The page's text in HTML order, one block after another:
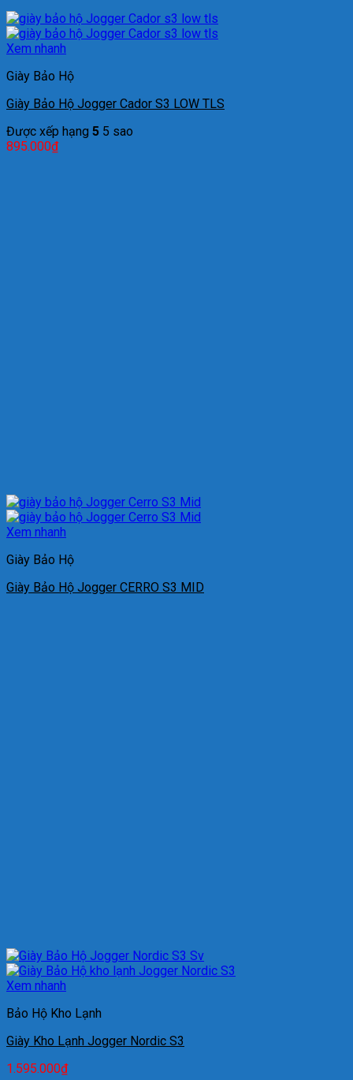
Xem nhanh
Giày Bảo Hộ
Giày Bảo Hộ Jogger Cador S3 LOW TLS
Được xếp hạng 5 5 sao
895.000₫
Xem nhanh
Giày Bảo Hộ
Giày Bảo Hộ Jogger CERRO S3 MID
Xem nhanh
Bảo Hộ Kho Lạnh
Giày Kho Lạnh Jogger Nordic S3
1.595.000₫